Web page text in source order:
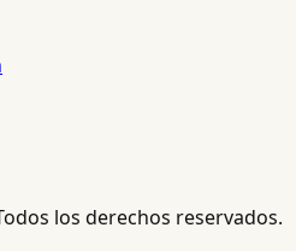
los derechos reservados.